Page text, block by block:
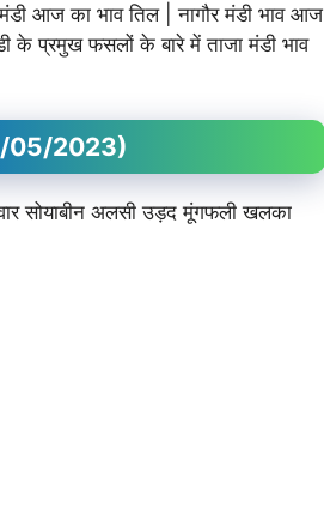
मंडी आज का भाव तिल | नागौर मंडी भाव आज
के प्रमुख फसलों के बारे में ताजा मंडी भाव
05/2023)
सोयाबीन अलसी उड़द मूंगफली खलका